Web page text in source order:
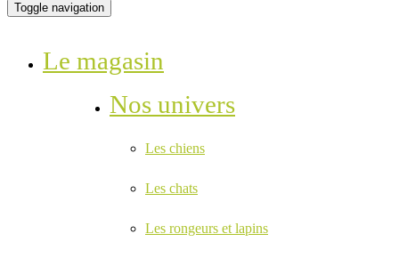
Toggle navigation
Le magasin
Nos univers
Les chiens
Les chats
Les rongeurs et lapins